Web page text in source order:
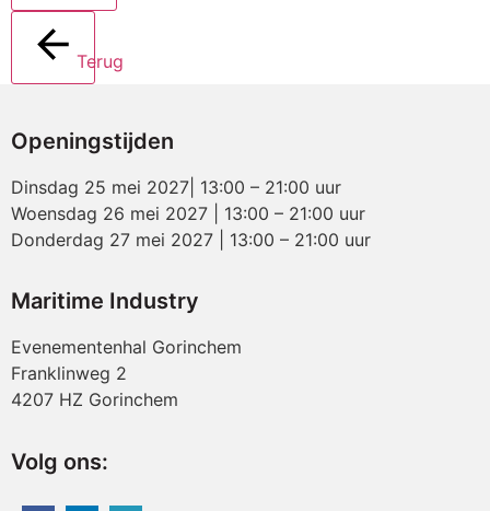
Terug
Openingstijden
Dinsdag 25 mei 2027| 13:00 – 21:00 uur
Woensdag 26 mei 2027 | 13:00 – 21:00 uur
Donderdag 27 mei 2027 | 13:00 – 21:00 uur
Maritime Industry
Evenementenhal Gorinchem
Franklinweg 2
4207 HZ Gorinchem
Volg ons: